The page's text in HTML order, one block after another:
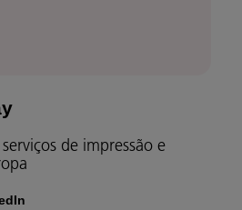
de impressão e